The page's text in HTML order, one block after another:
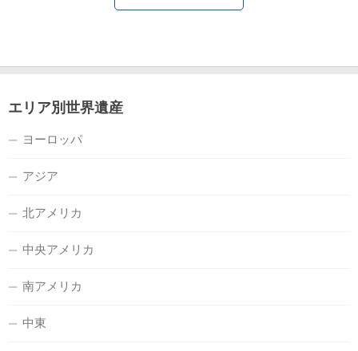
エリア別世界遺産
ヨーロッパ
アジア
北アメリカ
中央アメリカ
南アメリカ
中東